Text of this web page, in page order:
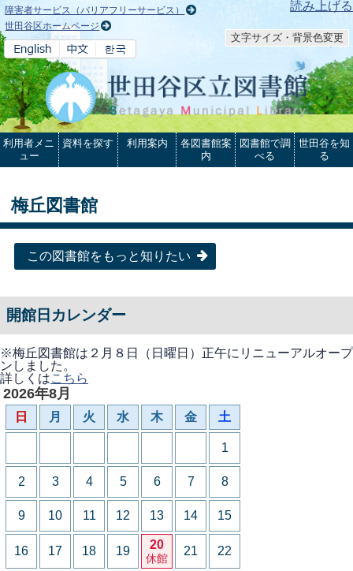
本文へ 読み上げる
障害者サービス（バリアフリーサービス）
世田谷区ホームページ
文字サイズ・背景色変更
利用者メニ
ュー
資料を探す 利用案内
各図書館案
内
図書館で調
べる
世田谷を知
る
梅丘図書館
この図書館をもっと知りたい
開館日カレンダー
※梅丘図書館は２月８日（日曜日）正午にリニューアルオープ
ンしました。
詳しくはこちら
2026年8月
日 月 火 水 木 金 土
1
2 3 4 5 6 7 8
9 10 11 12 13 14 15
16 17 18 19 20
休館
21 22